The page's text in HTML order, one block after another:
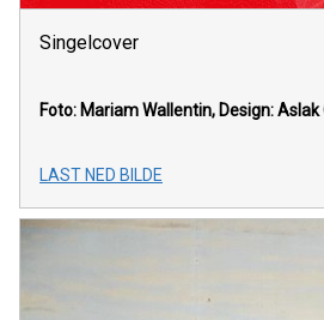
Singelcover
Foto: Mariam Wallentin, Design: Aslak
LAST NED BILDE